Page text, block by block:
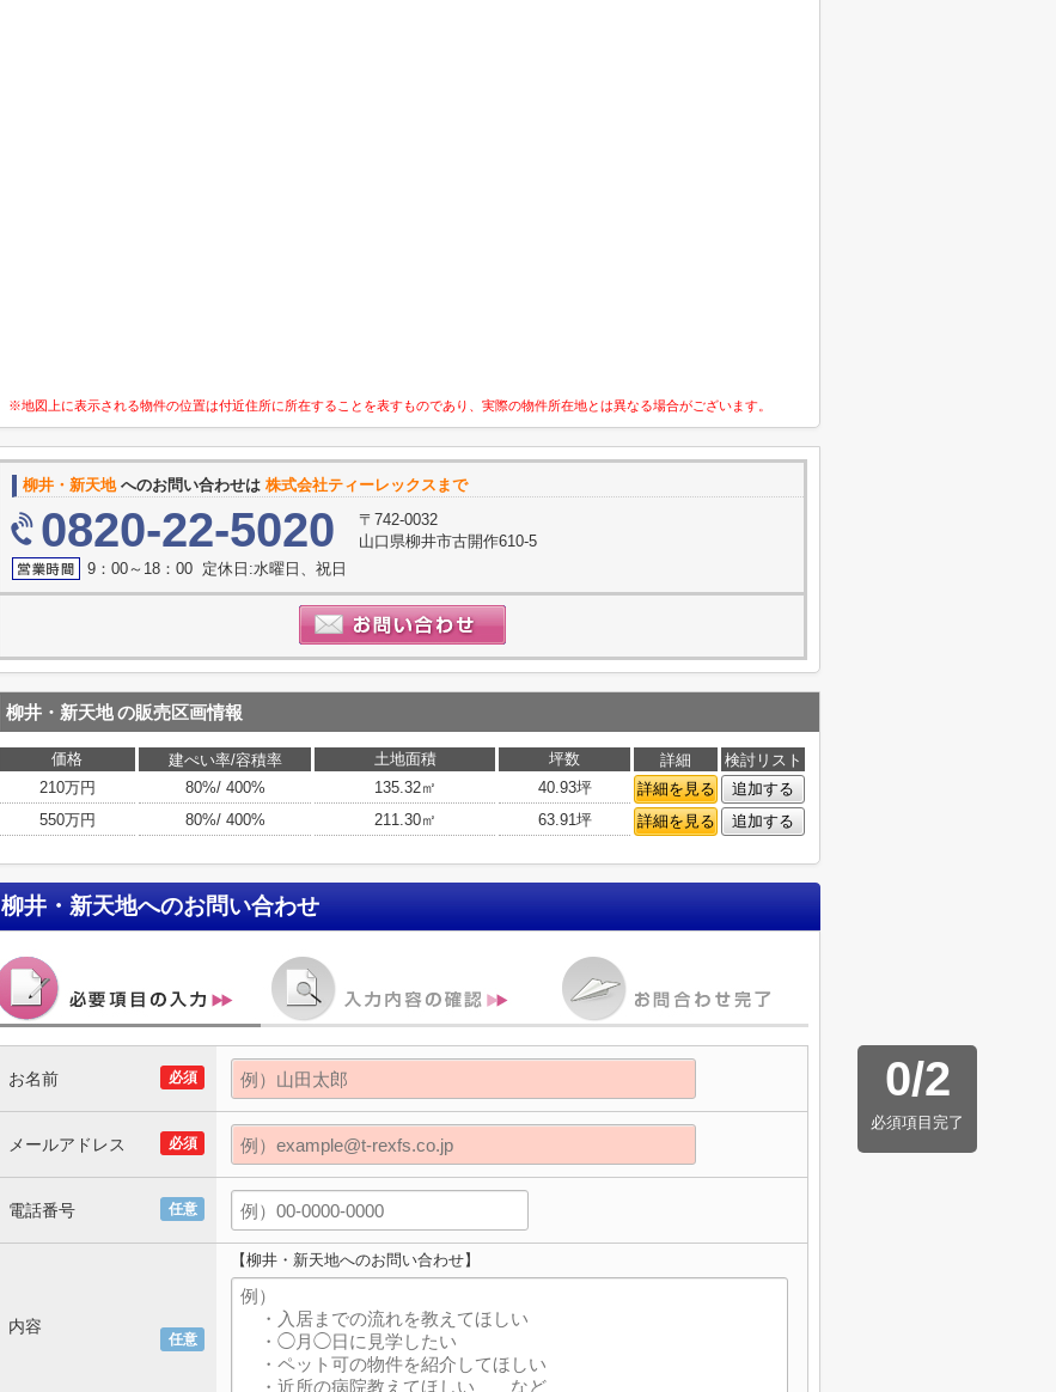
※地図上に表示される物件の位置は付近住所に所在することを表すものであり、実際の物件所在地とは異なる場合がございます。
柳井・新天地へのお問い合わせは 株式会社ティーレックスまで
0820-22-5020
〒742-0032
山口県柳井市古開作610-5
9：00～18：00 定休日:水曜日、祝日
柳井・新天地の販売区画情報
価格 建ぺい率/容積率 土地面積 坪数 詳細
検討リスト
210万円
80%/ 400% 135.32㎡ 40.93坪 詳細を見る
追加する
550万円
80%/ 400% 211.30㎡ 63.91坪 詳細を見る 追加する
柳井・新天地へのお問い合わせ
0/2
必須項目完了
必須
お名前
必須
メールアドレス
任意
電話番号
任意
内容
【柳井・新天地へのお問い合わせ】